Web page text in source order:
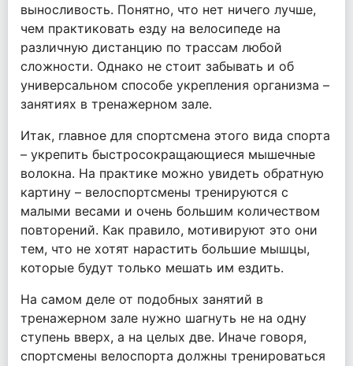
выносливость. Понятно, что нет ничего лучше,
чем практиковать езду на велосипеде на
различную дистанцию по трассам любой
сложности. Однако не стоит забывать и об
универсальном способе укрепления организма –
занятиях в тренажерном зале.
Итак, главное для спортсмена этого вида спорта
– укрепить быстросокращающиеся мышечные
волокна. На практике можно увидеть обратную
картину – велоспортсмены тренируются с
малыми весами и очень большим количеством
повторений. Как правило, мотивируют это они
тем, что не хотят нарастить большие мышцы,
которые будут только мешать им ездить.
На самом деле от подобных занятий в
тренажерном зале нужно шагнуть не на одну
ступень вверх, а на целых две. Иначе говоря,
спортсмены велоспорта должны тренироваться